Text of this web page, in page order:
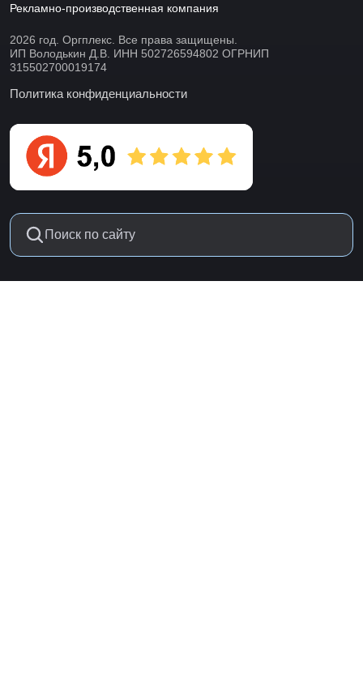
Рекламно-производственная компания
2026 год. Оргплекс. Все права защищены.
ИП Володькин Д.В. ИНН 502726594802 ОГРНИП
315502700019174
Политика конфиденциальности